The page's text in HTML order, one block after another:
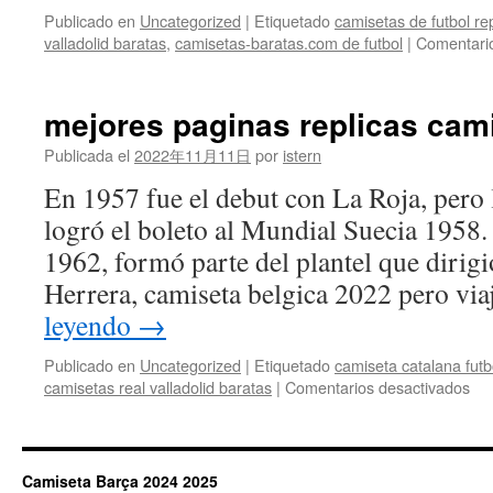
Publicado en Uncategorized | Etiquetadocamisetas de futbol
valladolid baratas, camisetas-baratas.com de futbol |
mejores paginas replicas
Publicada el 2022年11月11日 por istern
En 1957 fue el debut con La Roja,
logró el boleto al Mundial Suecia
1962, formó parte del plantel que
Herrera, camiseta belgica 2022 pero
leyendo →
Publicado en Uncategorized | Etiquetadocamiseta catalana
camisetas real valladolid baratas | Comentarios desactivadosen
Camiseta Barça 2024 2025